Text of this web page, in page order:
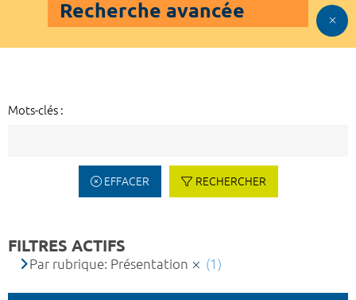
Recherche avancée
Mots-clés :
EFFACER RECHERCHER
FILTRES ACTIFS
Par rubrique: Présentation (1)